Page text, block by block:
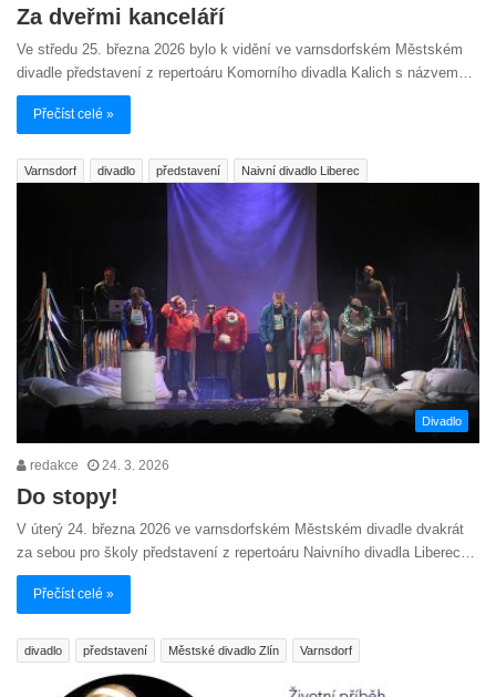
Za dveřmi kanceláří
Ve středu 25. března 2026 bylo k vidění ve varnsdorfském Městském
divadle představení z repertoáru Komorního divadla Kalich s názvem…
Přečíst celé »
Varnsdorf divadlo představení Naivní divadlo Liberec
Divadlo
redakce 24. 3. 2026
Do stopy!
V úterý 24. března 2026 ve varnsdorfském Městském divadle dvakrát
za sebou pro školy představení z repertoáru Naivního divadla Liberec…
Přečíst celé »
divadlo představení Městské divadlo Zlín Varnsdorf